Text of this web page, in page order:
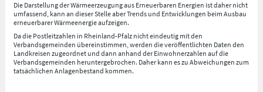
Die Darstellung der Wärmeerzeugung aus Erneuerbaren Energien ist daher nicht
umfassend, kann an dieser Stelle aber Trends und Entwicklungen beim Ausbau
erneuerbarer Wärmeenergie aufzeigen.
Da die Postleitzahlen in Rheinland-Pfalz nicht eindeutig mit den
Verbandsgemeinden übereinstimmen, werden die veröffentlichten Daten den
Landkreisen zugeordnet und dann anhand der Einwohnerzahlen auf die
Verbandsgemeinden heruntergebrochen. Daher kann es zu Abweichungen zum
tatsächlichen Anlagenbestand kommen.